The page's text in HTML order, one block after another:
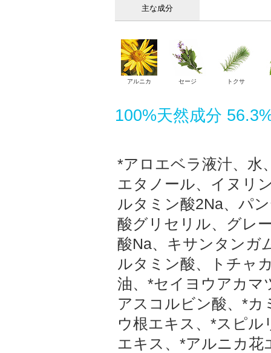
主な成分
アルニカ セージ トクサ
100%天然成分
*アロエベラ液汁、水
エタノール、イヌリ
ルタミン酸2Na、パ
酸グリセリル、グレ
酸Na、キサンタンガ
ルタミン酸、トチャ
油、*セイヨウアカマ
アスコルビン酸、*
ウ根エキス、*スピ
エキス、*アルニカ花